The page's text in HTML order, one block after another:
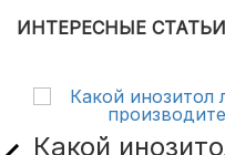
ИНТЕРЕСНЫЕ СТАТЬИ
Какой